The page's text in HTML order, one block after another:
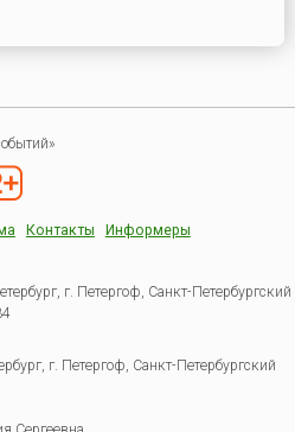
Контакты Информеры
г. Петергоф, Санкт-Петербургский
г. Петергоф, Санкт-Петербургский